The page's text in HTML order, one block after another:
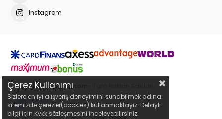
Instagram
© 2023 Ranabuyuk.com
Çerez Kullanımı
Sizlere en iyi alışveriş deneyimini sunabilmek adına
sitemizde çerezler(cookies) kullanmaktayız. Detaylı
bilgi için Kvkk sözleşmesini inceleyebilirsiniz.